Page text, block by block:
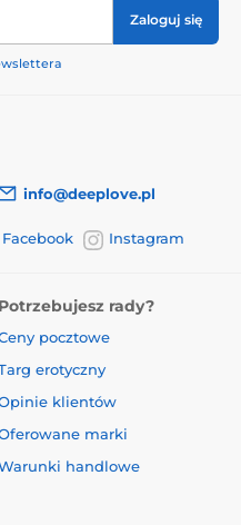
Zaloguj się
info@deeplove.pl
Facebook Instagram
Potrzebujesz rady?
pocztowe
erotyczny
klientów
marki
handlowe